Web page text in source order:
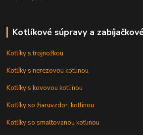
Kotlíkové súpravy a
Kotlíky s trojnožkou
Kotlíky s nerezovou kotlinou
Kotlíky s kovovou kotlinou
Kotlíky so žiaruvzdor. kotlinou
Kotlíky so smaltovanou kotlinou